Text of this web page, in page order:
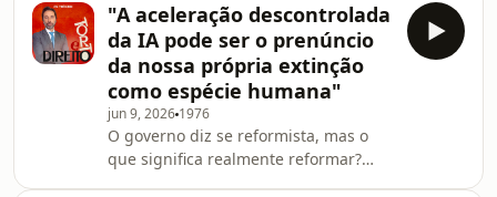
&uacute;nica continuou a gerar
pol&eacute;mica. Os sal&aacute;rios
sobem, mas nem todos os sinais
s&atilde;o positivos e Bruxelas voltou
a fazer contas ao futuro das
pens&otilde;es portuguesas. E ainda,
a condena&ccedil;&atilde;o de
tr&ecirc;s anos e meio, com pena
"A aceleração descontrolada
da IA pode ser o prenúncio
da nossa própria extinção
como espécie humana"
jun 9, 2026 1976
O governo diz se reformista, mas o
que significa realmente reformar?